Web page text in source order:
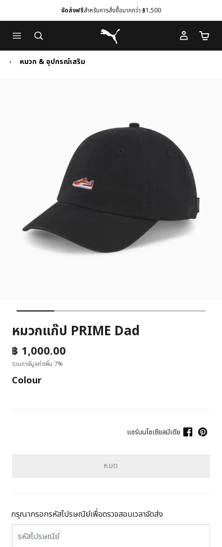
to
Main
content
to
Footer
Content
จัดส่งฟรีสำหรับการสั่งซื้อมากกว่า ฿1,500
Puma โฮม
จำนว
หมวก & อุปกรณ์เสริม
หมวกแก๊ป PRIME Dad
฿ 1,000.00
รวมภาษีมูลค่าเพิ่ม 7%
Colour
แชร์บนโซเชียลมีเดีย
หมด
กรุณากรอกรหัสไปรษณีย์เพื่อตรวจสอบเวลาจัดส่ง